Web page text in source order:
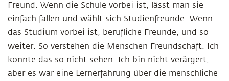
Freund. Wenn die Schule vorbei ist, lässt man sie
einfach fallen und wählt sich Studienfreunde. Wenn
das Studium vorbei ist, berufliche Freunde, und so
weiter. So verstehen die Menschen Freundschaft. Ich
konnte das so nicht sehen. Ich bin nicht verärgert,
aber es war eine Lernerfahrung über die menschliche